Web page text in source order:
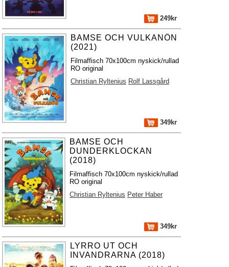
249kr
BAMSE OCH VULKANÖN
(2021)
Filmaffisch 70x100cm nyskick/rullad
RO original
Christian Ryltenius Rolf Lassgård
349kr
BAMSE OCH
DUNDERKLOCKAN
(2018)
Filmaffisch 70x100cm nyskick/rullad
RO original
Christian Ryltenius Peter Haber
349kr
LYRRO UT OCH
INVANDRARNA (2018)